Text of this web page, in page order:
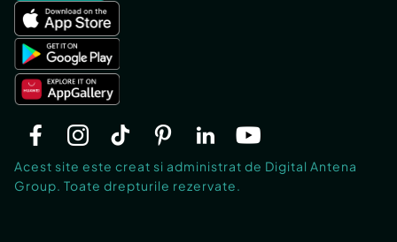
Acest site este creat si administrat de Digital Antena
Group. Toate drepturile rezervate.